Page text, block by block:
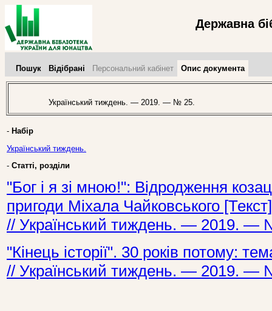
Державна
Пошук Відібрані Персональний кабінет Опис документа
Український тиждень. — 2019. — № 25.
- Набір
Український тиждень.
- Статті, розділи
"Бог і я зі мною!": Відродження
пригоди Міхала Чайковського
// Український тиждень. — 2019.
"Кінець історії". 30 років потому:
// Український тиждень. — 2019.